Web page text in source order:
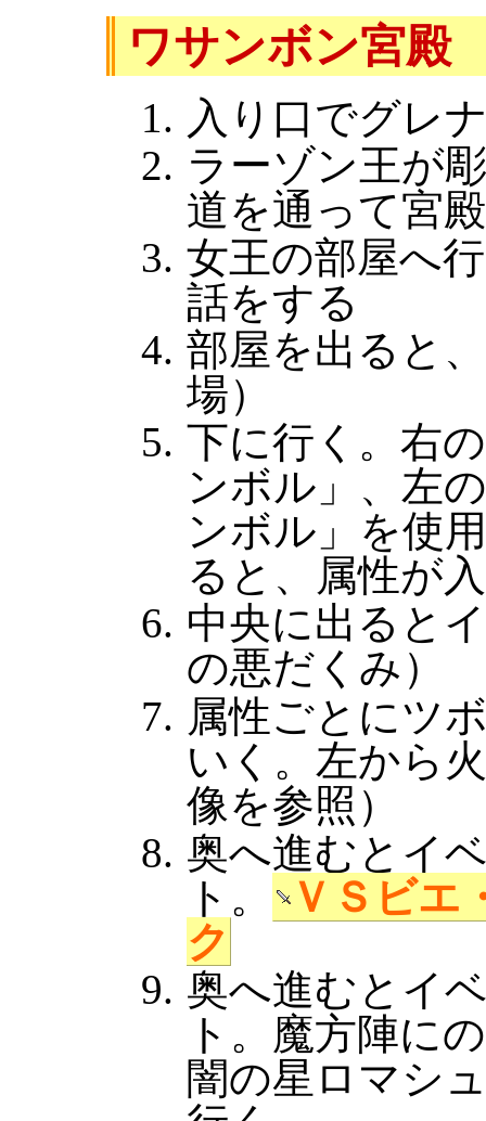
ワサンボン宮殿
入り口でグレ
ラーゾン王が
道を通って宮
女王の部屋へ
話をする
部屋を出ると
場）
下に行く。右
ンボル」、左
ンボル」を使
ると、属性が
中央に出ると
の悪だくみ）
属性ごとにツ
いく。左から
像を参照）
奥へ進むとイ
ト。
ＶＳビエ
ク
奥へ進むとイ
ト。魔方陣に
闇の星ロマシ